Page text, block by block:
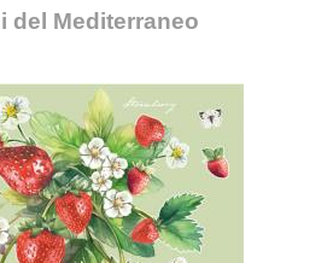
del Mediterraneo